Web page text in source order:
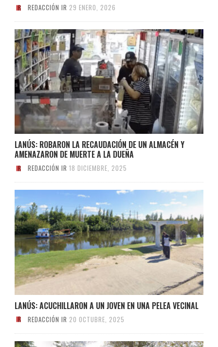
REDACCIÓN IR 29 ENERO, 2026
LANÚS: ROBARON LA RECAUDACIÓN DE UN ALMACÉN Y
AMENAZARON DE MUERTE A LA DUEÑA
REDACCIÓN IR 18 DICIEMBRE, 2025
LANÚS: ACUCHILLARON A UN JOVEN EN UNA PELEA VECINAL
REDACCIÓN IR 20 OCTUBRE, 2025